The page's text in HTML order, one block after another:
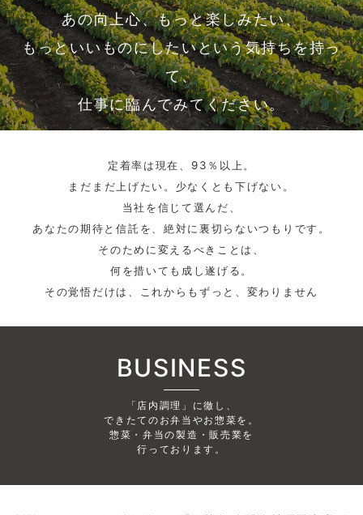
あの向上心、もっと楽しみたい、
もっといいものにしたいという気持ちを持っ
て、
仕事に臨んでみてください。
定着率は現在、93％以上。
まだまだ上げたい。少なくとも下げない。
当社を信じて選んだ、
あなたの期待と信託を、絶対に裏切らないつもりです。
そのために変えるべきことは、
何を措いても成し遂げる。
その覚悟だけは、これからもずっと、変わりません
BUSINESS
「店内調理」に徹し、
できたてのお弁当やお惣菜を。
惣菜・弁当の製造・販売業を
行っております。